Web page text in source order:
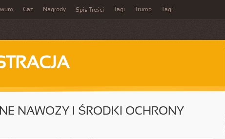
Gaz Nagrody Spis Treści Tagi Trump Tagi
NAWOZY I ŚRODKI OCHRONY